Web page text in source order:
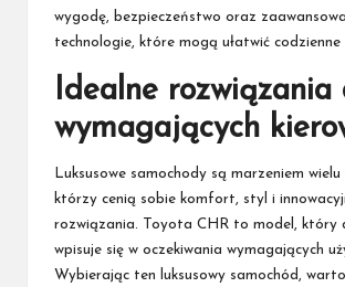
wygodę, bezpieczeństwo oraz
technologie, które mogą ułatwić codzienne
Idealne rozwiązania
wymagających
Luksusowe samochody są marzeniem wielu
którzy cenią sobie komfort, styl i
rozwiązania. Toyota CHR to model, który
wpisuje się w oczekiwania wymagających
Wybierając ten luksusowy samochód,